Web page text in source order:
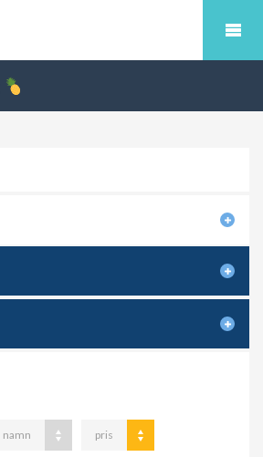
namn pris